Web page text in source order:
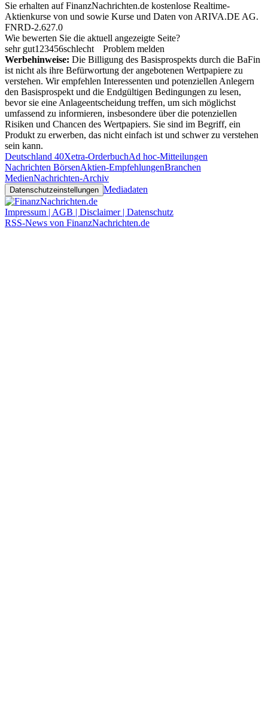
Sie erhalten auf FinanzNachrichten.de kostenlose Realtime-
Aktienkurse von und sowie Kurse und Daten von ARIVA.DE AG.
FNRD-2.627.0
Wie bewerten Sie die aktuell angezeigte Seite?
sehr gut1 23456schlecht
Problem melden
Werbehinweise: Die Billigung des Basisprospekts durch die BaFin
ist nicht als ihre Befürwortung der angebotenen Wertpapiere zu
verstehen. Wir empfehlen Interessenten und potenziellen Anlegern
den Basisprospekt und die Endgültigen Bedingungen zu lesen,
bevor sie eine Anlageentscheidung treffen, um sich möglichst
umfassend zu informieren, insbesondere über die potenziellen
Risiken und Chancen des Wertpapiers. Sie sind im Begriff, ein
Produkt zu erwerben, das nicht einfach ist und schwer zu verstehen
sein kann.
Deutschland 40Xetra-OrderbuchAd hoc-Mitteilungen
Nachrichten BörsenAktien-EmpfehlungenBranchen
MedienNachrichten-Archiv
Datenschutzeinstellungen Mediadaten
Impressum | AGB | Disclaimer | Datenschutz
RSS-News von FinanzNachrichten.de